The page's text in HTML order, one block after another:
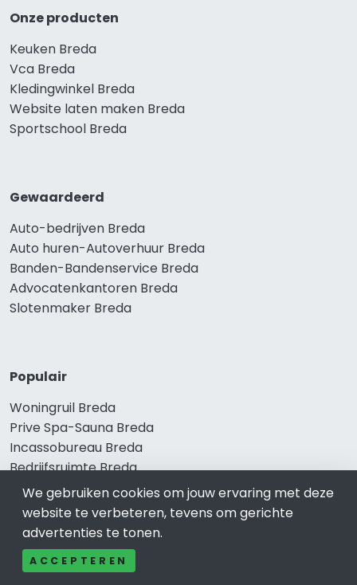
Onze producten
Keuken Breda
Vca Breda
Kledingwinkel Breda
Website laten maken Breda
Sportschool Breda
Gewaardeerd
Auto-bedrijven Breda
Auto huren-Autoverhuur Breda
Banden-Bandenservice Breda
Advocatenkantoren Breda
Slotenmaker Breda
Populair
Woningruil Breda
Prive Spa-Sauna Breda
Incassobureau Breda
Bedrijfsruimte Breda
Ongediertebestrijding Breda
We gebruiken cookies om jouw ervaring met deze
website te verbeteren, tevens om gerichte
advertenties te tonen.
ACCEPTEREN